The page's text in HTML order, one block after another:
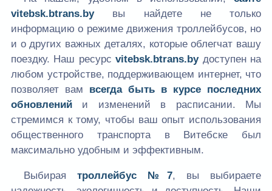
vitebsk.btrans.byвы найдете не только
информацию о режиме движения троллейбусов, но
и о других важных деталях, которые облегчат вашу
поездку. Наш ресурсvitebsk.btrans.byдоступен на
любом устройстве, поддерживающем интернет, что
позволяет вам всегда быть в курсе последних
обновлений и изменений в расписании. Мы
стремимся к тому, чтобы ваш опыт использования
общественного транспорта в Витебске был
максимально удобным и эффективным.
Выбираятроллейбус №7, вы выбираете